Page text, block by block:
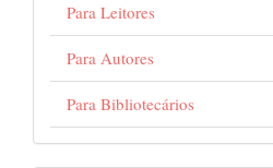
Para Leitores
Para Autores
Para Bibliotecários